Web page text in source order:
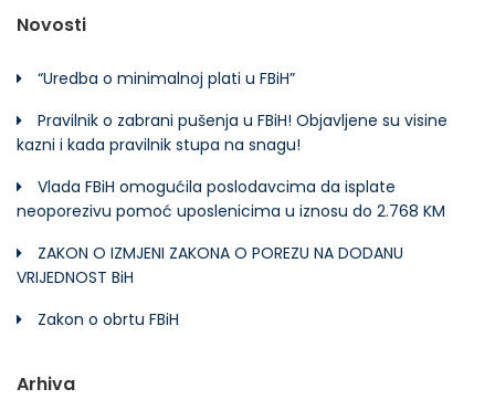
Novosti
“Uredba o minimalnoj plati u FBiH”
Pravilnik o zabrani pušenja u FBiH! Objavljene su visine
kazni i kada pravilnik stupa na snagu!
Vlada FBiH omogućila poslodavcima da isplate
neoporezivu pomoć uposlenicima u iznosu do 2.768 KM
ZAKON O IZMJENI ZAKONA O POREZU NA DODANU
VRIJEDNOST BiH
Zakon o obrtu FBiH
Arhiva